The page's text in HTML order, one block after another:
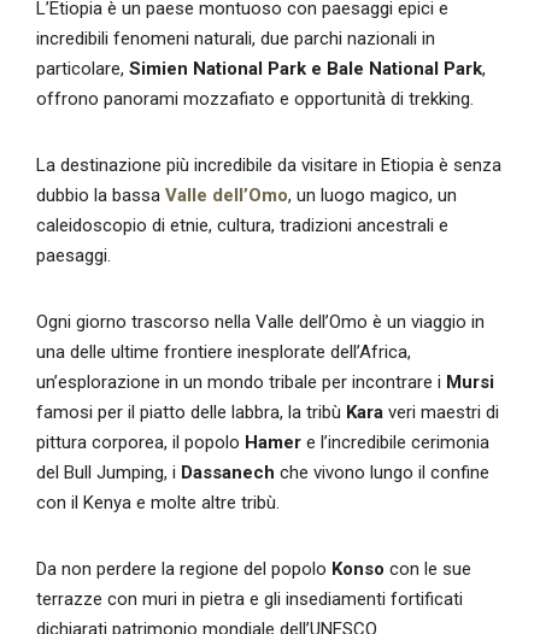
L’Etiopia è un paese montuoso con paesaggi epici e
incredibili fenomeni naturali, due parchi nazionali in
particolare, Simien National Park e Bale National Park,
offrono panorami mozzafiato e opportunità di trekking.
La destinazione più incredibile da visitare in Etiopia è senza
dubbio la bassa Valle dell’Omo, un luogo magico, un
caleidoscopio di etnie, cultura, tradizioni ancestrali e
paesaggi.
Ogni giorno trascorso nella Valle dell’Omo è un viaggio in
una delle ultime frontiere inesplorate dell’Africa,
un’esplorazione in un mondo tribale per incontrare i Mursi
famosi per il piatto delle labbra, la tribù Kara veri maestri di
pittura corporea, il popolo Hamer e l’incredibile cerimonia
del Bull Jumping, i Dassanech che vivono lungo il confine
con il Kenya e molte altre tribù.
Da non perdere la regione del popolo Konso con le sue
terrazze con muri in pietra e gli insediamenti fortificati
dichiarati patrimonio mondiale dell’UNESCO.